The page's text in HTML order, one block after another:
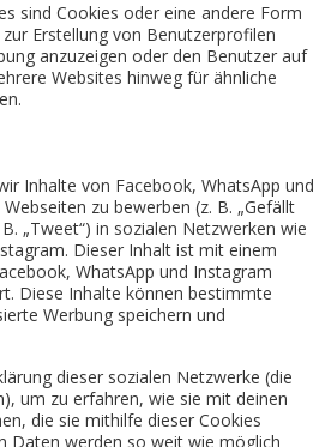
sind Cookies oder eine andere Form
Erstellung von Benutzerprofilen
anzuzeigen oder den Benutzer auf
Websites hinweg für ähnliche
Inhalte von Facebook, WhatsApp und
zu bewerben (z. B. „Gefällt
„Tweet“) in sozialen Netzwerken wie
Dieser Inhalt ist mit einem
WhatsApp und Instagram
Diese Inhalte können bestimmte
Werbung speichern und
dieser sozialen Netzwerke (die
um zu erfahren, wie sie mit deinen
die sie mithilfe dieser Cookies
Daten werden so weit wie möglich